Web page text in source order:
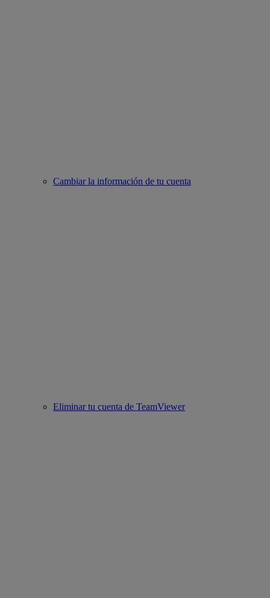
Cambiar la información de tu cuenta
Eliminar tu cuenta de TeamViewer